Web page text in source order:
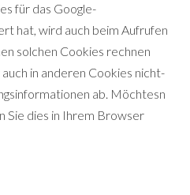
für das Google-
hat, wird auch beim Aufrufen
solchen Cookies rechnen
in anderen Cookies nicht-
ab. Möchtesn
Sie dies in Ihrem Browser